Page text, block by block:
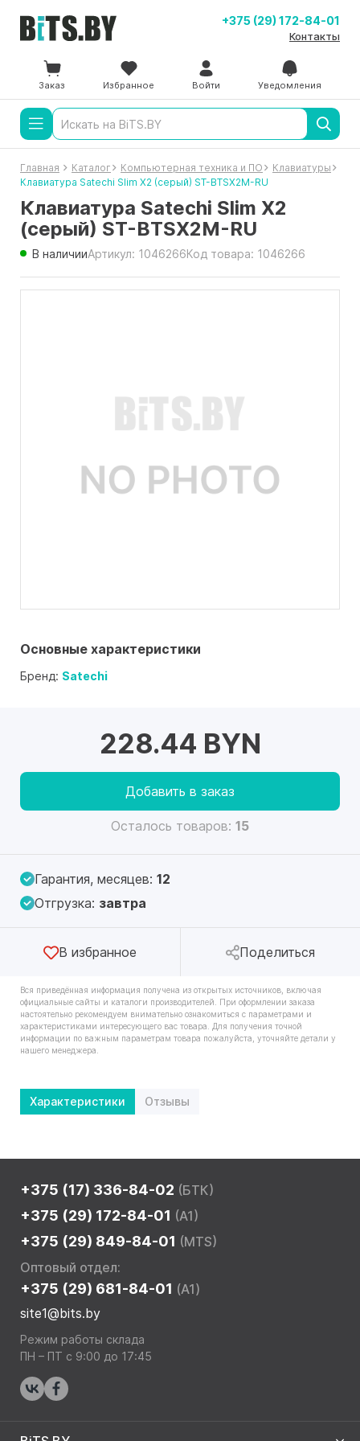
+375 (29) 172-84-01
Контакты
Заказ Избранное Войти Уведомления
Главная Каталог Компьютерная техника и ПО
Клавиатуры
Клавиатура Satechi Slim X2 (серый) ST-BTSX2M-RU
Клавиатура Satechi Slim X2
(серый) ST-BTSX2M-RU
В наличииАртикул: 1046266Код товара: 1046266
Основные характеристики
Бренд: Satechi
228.44 BYN
Добавить в заказ
Осталось товаров: 15
Гарантия, месяцев: 12
Отгрузка: завтра
В избранное Поделиться
Вся приведённая информация получена из открытых источников, включая
официальные сайты и каталоги производителей. При оформлении заказа
настоятельно рекомендуем внимательно ознакомиться с параметрами и
характеристиками интересующего вас товара. Для получения точной
информации по важным параметрам товара пожалуйста, уточняйте детали у
нашего менеджера.
Характеристики Отзывы
+375 (17) 336-84-02 (БТК)
+375 (29) 172-84-01 (A1)
+375 (29) 849-84-01 (MTS)
Оптовый отдел:
+375 (29) 681-84-01 (A1)
site1@bits.by
Режим работы склада
ПН – ПТ с 9:00 до 17:45